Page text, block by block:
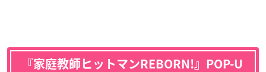
『家庭教師ヒットマンREBORN!』POP-U